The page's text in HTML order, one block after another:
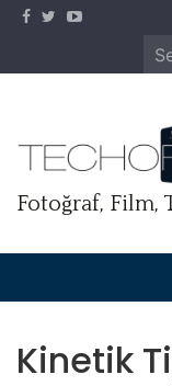
Skip
for:
Fotoğraf, Film,
Kinetik